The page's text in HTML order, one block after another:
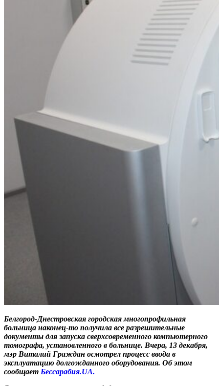
Белгород-Днестровская городская многопрофильная
больница наконец-то получила все разрешительные
документы для запуска сверхсовременного компьютерного
томографа, установленного в больнице. Вчера, 13 декабря,
мэр Виталий Граждан осмотрел процесс ввода в
эксплуатацию долгожданного оборудования. Об этом
сообщает Бессарабия.UA.